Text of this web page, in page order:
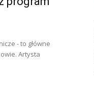
- to główne
Artysta